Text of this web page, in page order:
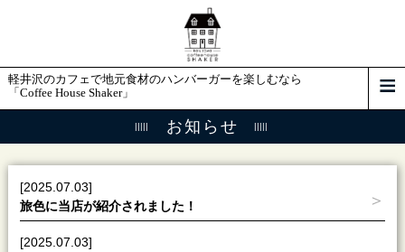
軽井沢のカフェで地元食材のハンバーガーを楽しむなら
「Coffee House Shaker」
お知らせ
[2025.07.03]
旅色に当店が紹介されました！
[2025.07.03]